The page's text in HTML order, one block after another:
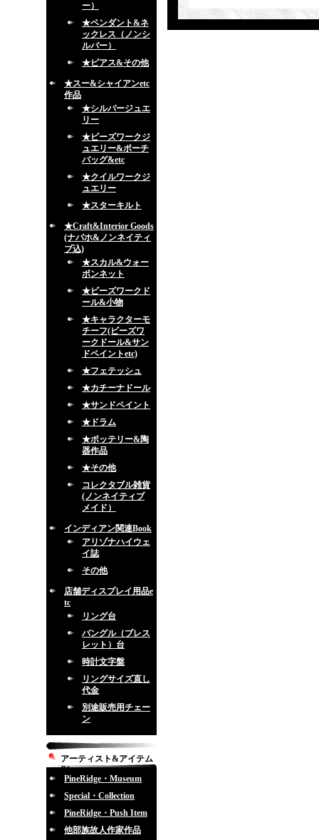
ー）
★ペンダント&ネ
ックレス（ノンシ
ルバー）
★ピアス&その他
★スー&シャイアンetc
作品
★シルバージュエ
リー
★ビーズワークジ
ュエリー&ポーチ
バッグ&etc
★クイルワークジ
ュエリー
★スターキルト
★Craft&Interior Goods
(ナバホ&ノンネイティ
ブ込)
★スカル&ウォー
ボンネット
★ビーズワークド
ール&小物
★キャラクターモ
チーフ(ビーズワ
ークドール&サン
ドペイントetc)
★フェテッシュ
★カチーナドール
★サンドペイント
★ドラム
★ポッテリー&陶
器作品
★その他
コレクタブル雑貨
(ノンネイティブ
メイド）
インディアン関連Book
アリゾナハイウェ
イ誌
その他
店舗ディスプレイ用品e
tc
リング台
バングル（ブレス
レット）台
時計文字盤
リングサイズ直し
代金
別途販売用チェー
ン
アーティスト&アイテム
別
PineRidge・Museum
Special・Collection
PineRidge・Push Item
他部族故人作家作品